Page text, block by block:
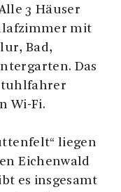
3 Häuser
mit
Bad,
Das
Wi-Fi.
liegen
Eichenwald
es insgesamt